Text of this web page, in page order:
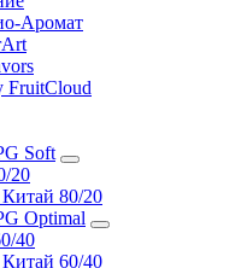
Аромат
FruitCloud
Soft
20
80/20
Optimal
40
60/40